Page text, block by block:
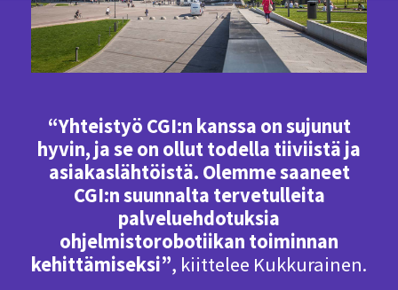
“Yhteistyö CGI:n kanssa on sujunut
hyvin, ja se on ollut todella tiiviistä ja
asiakaslähtöistä. Olemme saaneet
CGI:n suunnalta tervetulleita
palveluehdotuksia
ohjelmistorobotiikan toiminnan
kehittämiseksi”, kiittelee Kukkurainen.